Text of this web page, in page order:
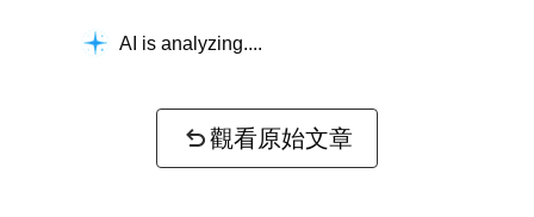
AI is analyzing...
觀看原始文章